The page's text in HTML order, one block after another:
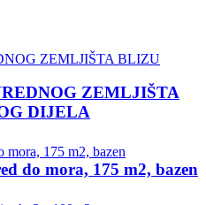
ZEMLJIŠTA
DIJELA
do mora, 175 m2, bazen